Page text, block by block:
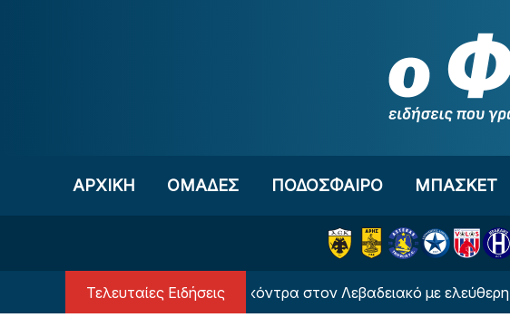
ΑΡΧΙΚΗ OΜΑΔΕΣ ΠΟΔΟΣΦΑΙΡΟ ΜΠΑΣΚΕΤ
Τελευταίες Ειδήσεις
Τελευταίο φιλικό κόντρα στον Λεβαδειακό με ελεύθερη είσοδο